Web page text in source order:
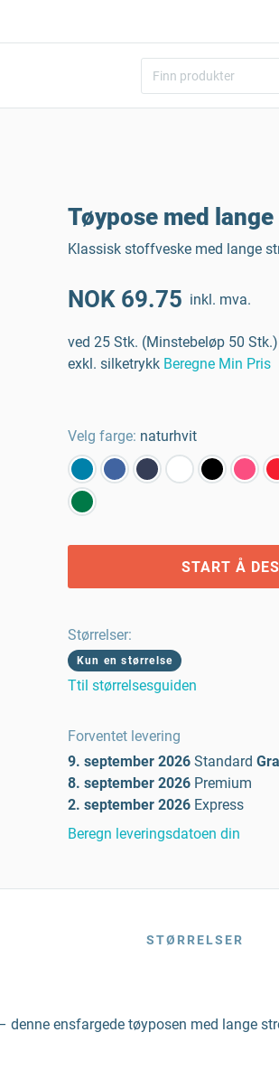
Tøypose med
Klassisk stoffveske med lange
NOK 69.75 inkl. mva.
ved 25 Stk. (Minstebeløp 50 Stk.)
exkl. silketrykk Beregne Min Pris
Velg farge: naturhvit
START Å
Størrelser:
Kun en størrelse
Ttil størrelsesguiden
Forventet levering
9. september 2026 Standard
8. september 2026 Premium
2. september 2026 Express
Beregn leveringsdatoen din
STØRRELSER
ensfargede tøyposen med lange